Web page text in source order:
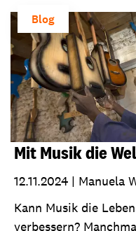
Blog
Mit Musik die
12.11.2024 | Manuela
Kann Musik die
verbessern?